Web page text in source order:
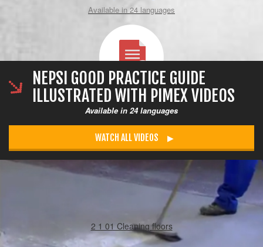
Available in 24 languages
All our documents
NEPSI GOOD PRACTICE GUIDE
ILLUSTRATED WITH PIMEX VIDEOS
Available in 24 languages
WATCH ALL VIDEOS
2 1 01 Cleaning floors